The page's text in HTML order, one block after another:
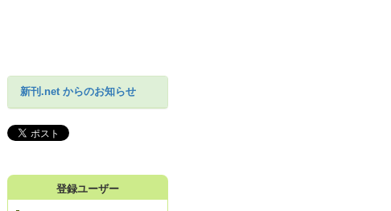
新刊.net からのお知らせ
登録ユーザー